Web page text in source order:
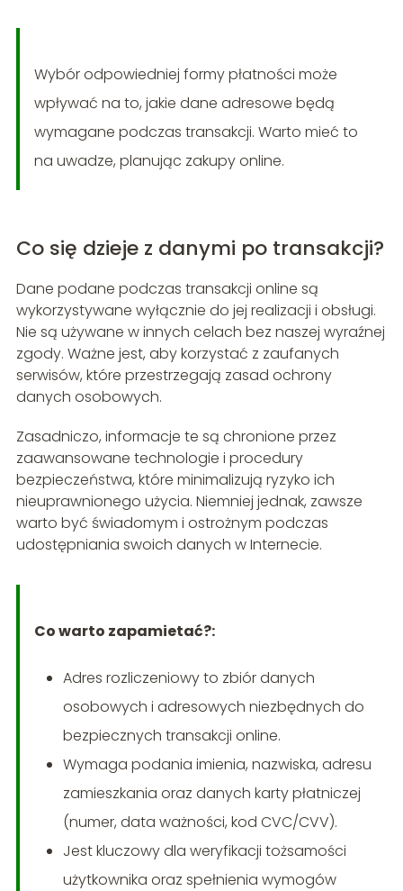
Wybór odpowiedniej formy płatności może
wpływać na to, jakie dane adresowe będą
wymagane podczas transakcji. Warto mieć to
na uwadze, planując zakupy online.
Co się dzieje z danymi po transakcji?
Dane podane podczas transakcji online są
wykorzystywane wyłącznie do jej realizacji i obsługi.
Nie są używane w innych celach bez naszej wyraźnej
zgody. Ważne jest, aby korzystać z zaufanych
serwisów, które przestrzegają zasad ochrony
danych osobowych.
Zasadniczo, informacje te są chronione przez
zaawansowane technologie i procedury
bezpieczeństwa, które minimalizują ryzyko ich
nieuprawnionego użycia. Niemniej jednak, zawsze
warto być świadomym i ostrożnym podczas
udostępniania swoich danych w Internecie.
Co warto zapamietać?:
Adres rozliczeniowy to zbiór danych
osobowych i adresowych niezbędnych do
bezpiecznych transakcji online.
Wymaga podania imienia, nazwiska, adresu
zamieszkania oraz danych karty płatniczej
(numer, data ważności, kod CVC/CVV).
Jest kluczowy dla weryfikacji tożsamości
użytkownika oraz spełnienia wymogów